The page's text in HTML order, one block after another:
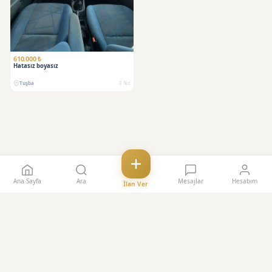
610.000 ₺
Hatasız boyasız
Tuşba 8 Nis
Ana Sayfa Ara İlan Ver Mesajlar Hesabım